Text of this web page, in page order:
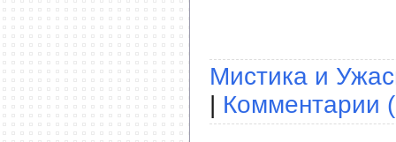
Мистика и
| Комментарии